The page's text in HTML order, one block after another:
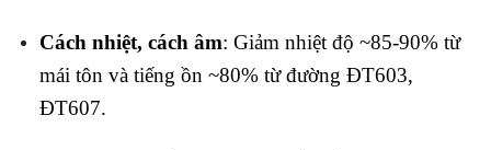
Cách nhiệt, cách âm: Giảm nhiệt độ ~85-90% từ
mái tôn và tiếng ồn ~80% từ đường ĐT603,
ĐT607.